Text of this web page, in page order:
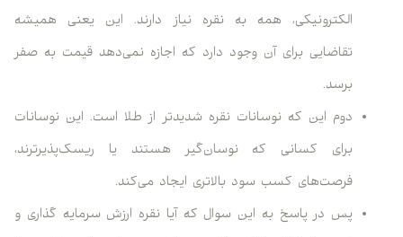
الکترونیکی، همه به نقره نیاز دارند. این یعنی همیشه
تقاضایی برای آن وجود دارد که اجازه نمی‌دهد قیمت به صفر
برسد.
دوم این که نوسانات نقره شدیدتر از طلا است. این نوسانات
برای کسانی که نوسان‌گیر هستند یا ریسک‌پذیرترند،
فرصت‌های کسب سود بالاتری ایجاد می‌کند.
پس در پاسخ به این سوال که آیا نقره ارزش سرمایه گذاری و